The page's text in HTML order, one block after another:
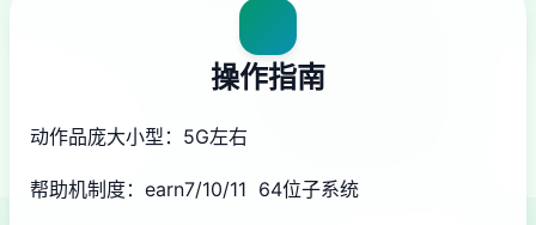
操作指南
动作品庞大小型：5G左右
帮助机制度：earn7/10/11 64位子系统